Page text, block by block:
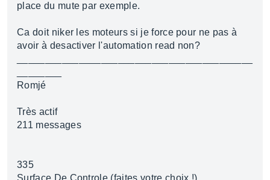
place du mute par exemple.
Ca doit niker les moteurs si je force pour ne pas à
avoir à desactiver l'automation read non?
Romjé
Très actif
211 messages
335
Surface De Controle (faites votre choix !)